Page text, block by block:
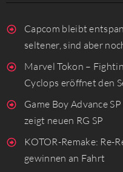
Capcom bleibt
seltener, sind aber
Marvel Tokon –
Cyclops eröffnet den
Game Boy Advance
zeigt neuen RG SP
KOTOR-Remake: Re-
gewinnen an Fahrt